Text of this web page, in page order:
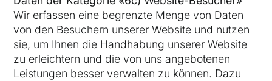
Wir erfassen eine begrenzte Menge von Daten
von den Besuchern unserer Website und nutzen
sie, um Ihnen die Handhabung unserer Website
zu erleichtern und die von uns angebotenen
Leistungen besser verwalten zu können. Dazu